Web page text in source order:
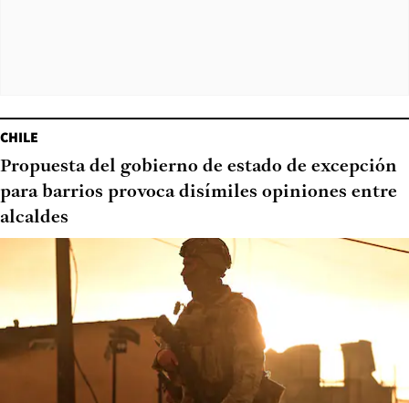
CHILE
Propuesta del gobierno de estado de excepción
para barrios provoca disímiles opiniones entre
alcaldes